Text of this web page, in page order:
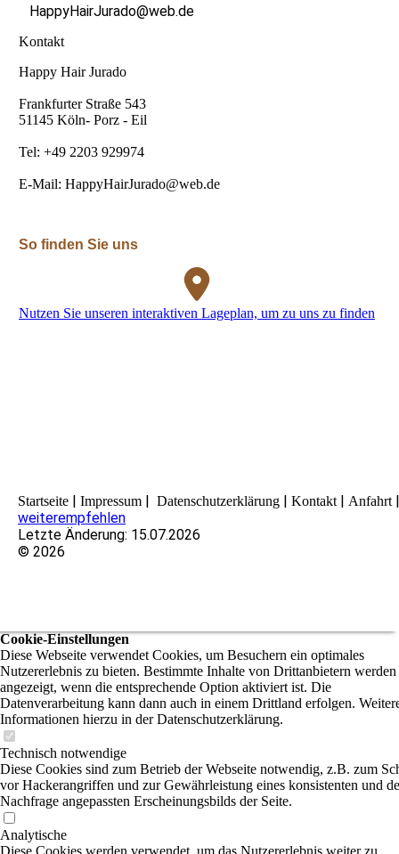
HappyHairJurado@web.de
Kontakt
Happy Hair Jurado
Frankfurter Straße 543
51145 Köln- Porz - Eil
Tel: +49 2203 929974
E-Mail: HappyHairJurado@web.de
So finden Sie uns
Nutzen Sie unseren interaktiven Lageplan, um zu uns zu finden
Startseite Impressum Datenschutzerklärung Kontakt| Anfahrt
weiterempfehlen
Letzte Änderung: 15.07.2026
© 2026
Cookie-Einstellungen
Diese Webseite verwendet Cookies, um Besuchern ein optimales
Nutzererlebnis zu bieten. Bestimmte Inhalte von Drittanbietern
angezeigt, wenn die entsprechende Option aktiviert ist. Die
Datenverarbeitung kann dann auch in einem Drittland erfolgen.
Informationen hierzu in der Datenschutzerklärung.
Technisch notwendige
Diese Cookies sind zum Betrieb der Webseite notwendig, z.B. zum
vor Hackerangriffen und zur Gewährleistung eines konsistenten und
Nachfrage angepassten Erscheinungsbilds der Seite.
Analytische